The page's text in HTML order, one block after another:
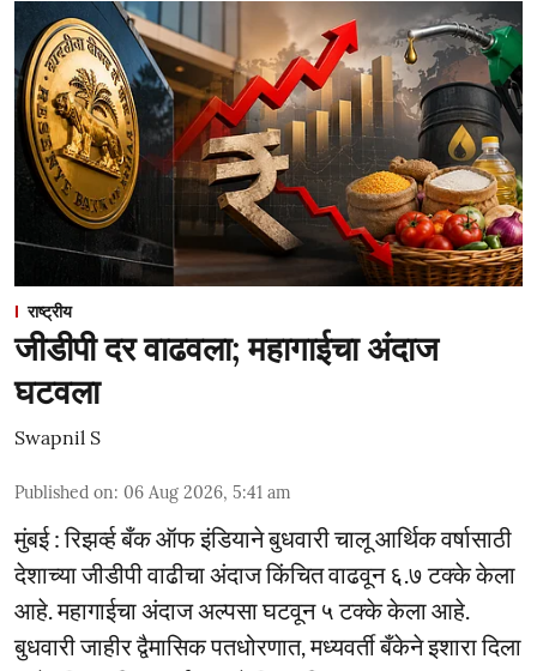
राष्ट्रीय
जीडीपी दर वाढवला; महागाईचा अंदाज
घटवला
Swapnil S
Published on: 06 Aug 2026, 5:41 am
मुंबई : रिझर्व्ह बँक ऑफ इंडियाने बुधवारी चालू आर्थिक वर्षासाठी
देशाच्या जीडीपी वाढीचा अंदाज किंचित वाढवून ६.७ टक्के केला
आहे. महागाईचा अंदाज अल्पसा घटवून ५ टक्के केला आहे.
बुधवारी जाहीर द्वैमासिक पतधोरणात, मध्यवर्ती बँकेने इशारा दिला